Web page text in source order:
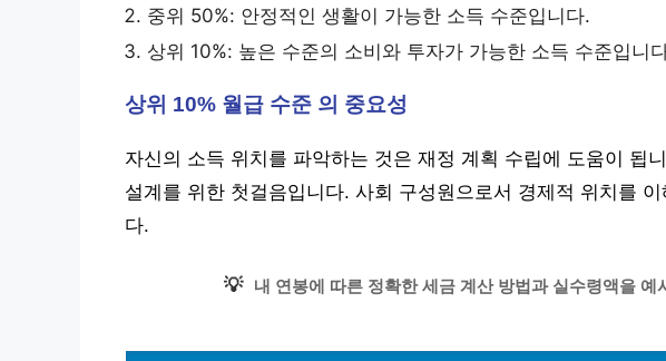
중위 50%: 안정적인 생활이 가능한 소득 수준입니다.
상위 10%: 높은 수준의 소비와 투자가 가능한 소득 수준입니
상위 10% 월급 수준 의 중요성
자신의 소득 위치를 파악하는 것은 재정 계획 수립에 도움이 됩
설계를 위한 첫걸음입니다. 사회 구성원으로서 경제적 위치를
다.
💡 내 연봉에 따른 정확한 세금 계산 방법과 실수령액을 예